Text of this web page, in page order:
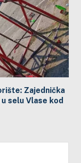
Zajednička
selu Vlase kod